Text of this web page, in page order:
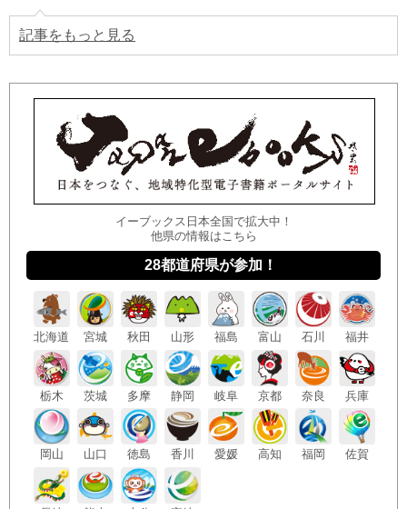
記事をもっと見る
イーブックス日本全国で拡大中！
他県の情報はこちら
28都道府県が参加！
北海道 宮城 秋田 山形 福島 富山 石川 福井
栃木 茨城 多摩 静岡 岐阜 京都 奈良 兵庫
岡山 山口 徳島 香川 愛媛 高知 福岡 佐賀